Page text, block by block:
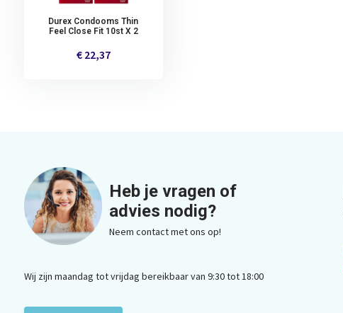
Durex Condooms Thin
Feel Close Fit 10st X 2
€ 22,37
Heb je vragen of
advies nodig?
Neem contact met ons op!
Wij zijn maandag tot vrijdag bereikbaar van 9:30 tot 18:00